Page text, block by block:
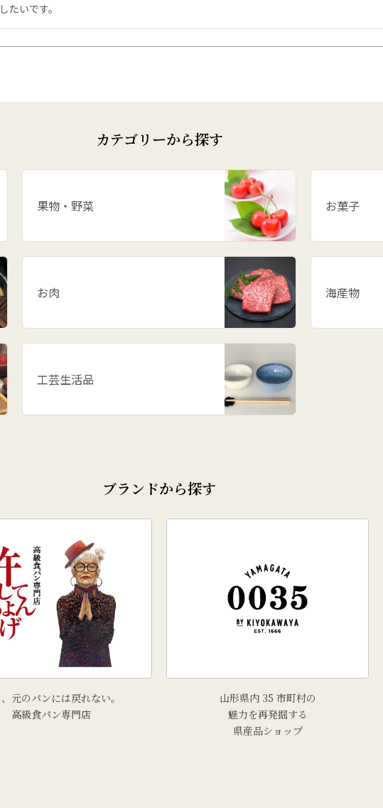
たいです。
カテゴリーから探す
果物・野菜 お菓子
お肉 海産物
工芸生活品
ブランドから探す
元のパンには戻れない。
高級食パン専門店
山形県内 35 市町村の
魅力を再発掘する
県産品ショップ